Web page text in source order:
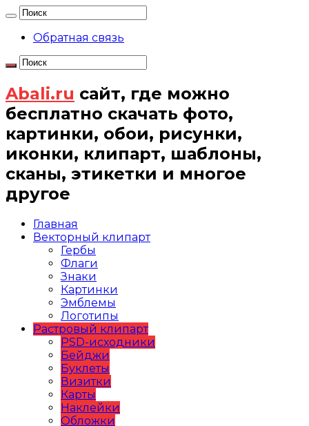
Обратная связь
Abali.ru сайт, где можно
бесплатно скачать фото,
картинки, обои, рисунки,
иконки, клипарт, шаблоны,
сканы, этикетки и многое
другое
Главная
Векторный клипарт
Гербы
Флаги
Знаки
Картинки
Эмблемы
Логотипы
Растровый клипарт
PSD-исходники
Бейджи
Буклеты
Визитки
Карты
Наклейки
Обложки